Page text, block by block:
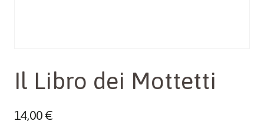
Il Libro dei Mottetti
14,00€